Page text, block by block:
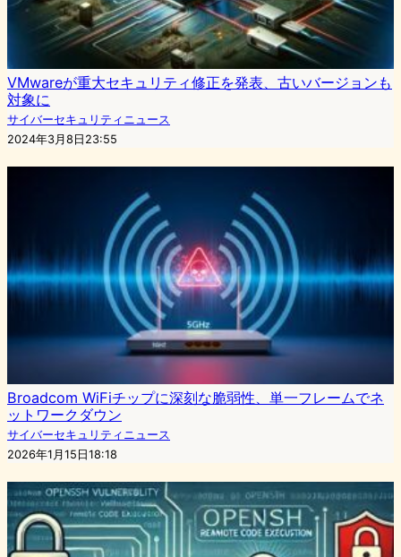
VMwareが重大セキュリティ修正を発表、古いバージョンも
対象に
サイバーセキュリティニュース
2024年3月8日23:55
Broadcom WiFiチップに深刻な脆弱性、単一フレームでネ
ットワークダウン
サイバーセキュリティニュース
2026年1月15日18:18